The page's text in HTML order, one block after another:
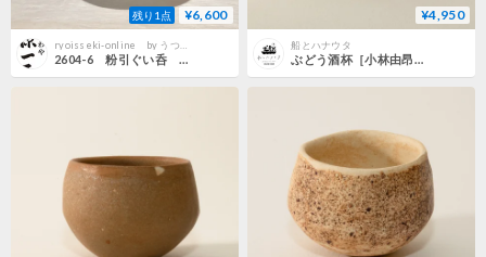
残り1点 ¥6,600
2604-6 粉引ぐい呑 四海大
¥4,950
船とハナウタ
ぶどう酒杯［小林由昂］